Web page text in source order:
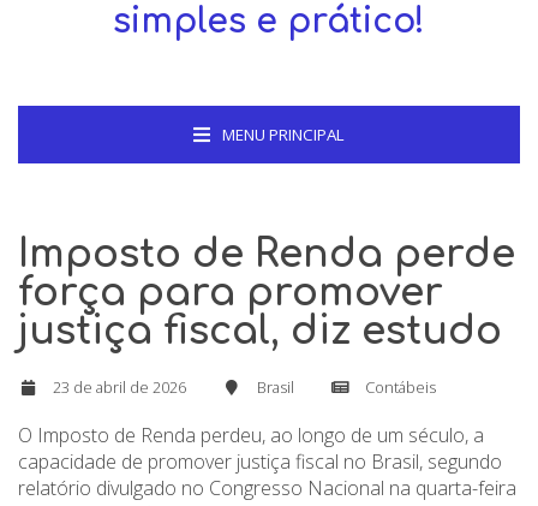
simples e prático!
MENU PRINCIPAL
Imposto de Renda perde
força para promover
justiça fiscal, diz estudo
23 de abril de 2026 Brasil Contábeis
O Imposto de Renda perdeu, ao longo de um século, a
capacidade de promover justiça fiscal no Brasil, segundo
relatório divulgado no Congresso Nacional na quarta-feira